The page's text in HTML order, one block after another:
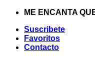
Saltar
contenido
ME ENCANTA
Suscribete
Favoritos
Contacto